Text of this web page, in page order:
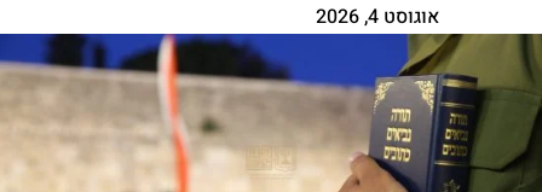
אוגוסט 4, 2026